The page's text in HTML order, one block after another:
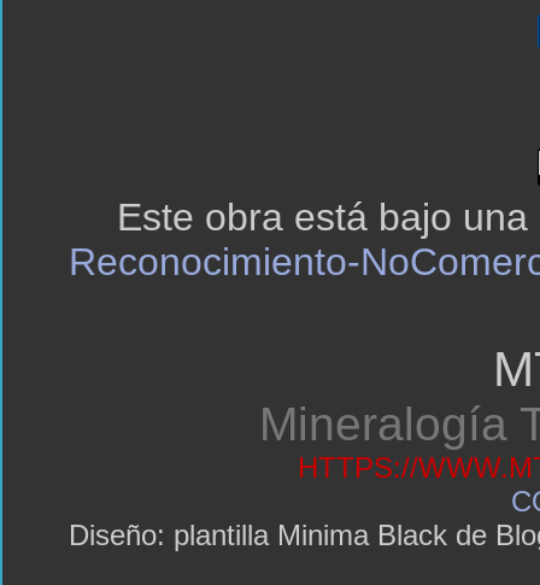
Este obra está bajo una
Reconocimiento-
Mineralogía
HTTPS://
Diseño: plantilla Minima Black de